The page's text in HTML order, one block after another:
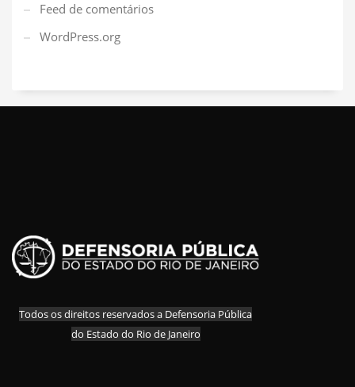
Feed de comentários
WordPress.org
Todos os direitos reservados a Defensoria Pública
do Estado do Rio de Janeiro